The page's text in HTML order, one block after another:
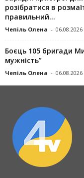
розібратися в
правильний...
Чепіль Олена - 06.08.2026
Боєць 105 бригади
мужність”
Чепіль Олена - 06.08.2026